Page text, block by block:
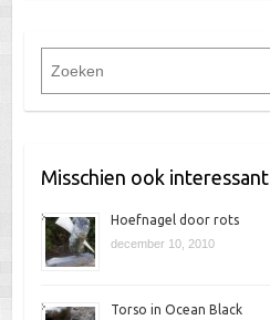
e
Misschien ook interessant
Hoefnagel door rots
december 10, 2010
Torso in Ocean Black